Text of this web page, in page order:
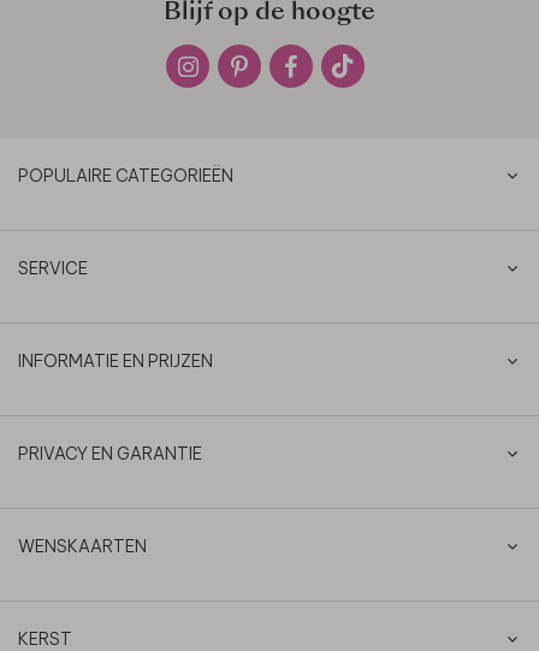
Blijf op de hoogte
POPULAIRE CATEGORIEËN
SERVICE
INFORMATIE EN PRIJZEN
PRIVACY EN GARANTIE
WENSKAARTEN
KERST